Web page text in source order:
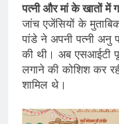
पत्नी और मां के खातों में
जांच एजेंसियों के
पांडे ने अपनी पत्नी अनु
की थी। अब एसआईटी
लगाने की कोशिश कर
शामिल थे।